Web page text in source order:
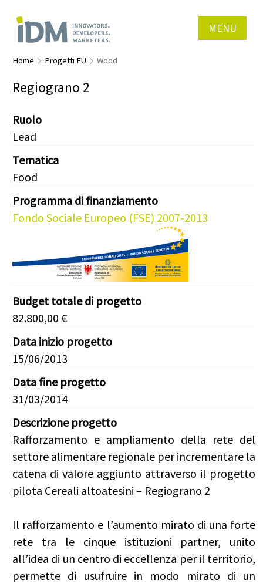
MENU
Home Progetti EU Wood
Regiograno 2
Ruolo
Lead
Tematica
Food
Programma di finanziamento
Fondo Sociale Europeo (FSE) 2007-2013
Budget totale di progetto
82.800,00 €
Data inizio progetto
15/06/2013
Data fine progetto
31/03/2014
Descrizione progetto
Rafforzamento e ampliamento della rete del
settore alimentare regionale per incrementare la
catena di valore aggiunto attraverso il progetto
pilota Cereali altoatesini – Regiograno 2
Il rafforzamento e l’aumento mirato di una forte
rete tra le cinque istituzioni partner, unito
all’idea di un centro di eccellenza per il territorio,
permette di usufruire in modo mirato di un